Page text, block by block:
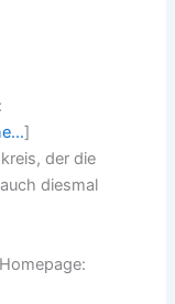
​]
der die
diesmal